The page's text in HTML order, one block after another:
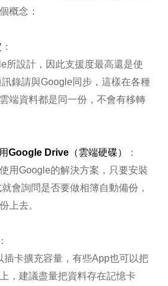
概念：
：
所設計，因此支援度最高還是使
錄請與Google同步，這樣在各種
端資料都是同一份，不會有移轉
Google Drive（雲端硬碟）
：
用Google的解決方案，只要安裝
會詢問是否要做相簿自動備份，
上去。
：
插卡擴充容量，有些App也可以把
，建議盡量把資料存在記憶卡